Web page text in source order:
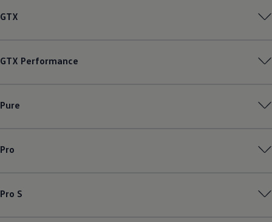
Volkswagen Kundenbetreuung
GTX
GTX Performance
Pure
Pro
Pro S